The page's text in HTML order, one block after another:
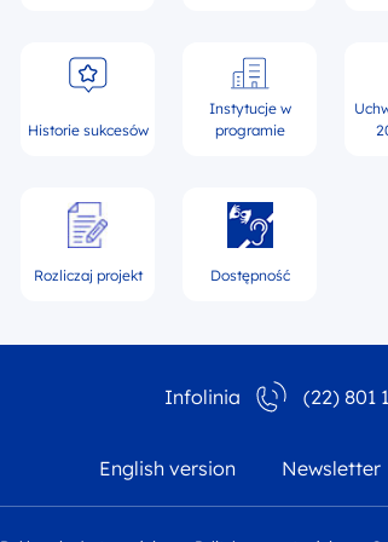
Historie sukcesów
Instytucje w
programie
Rozliczaj projekt Dostępność
Infolinia (22) 801
English version Newsletter